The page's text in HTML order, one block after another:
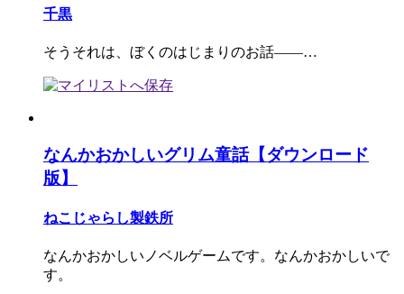
千黒
そうそれは、ぼくのはじまりのお話――…
なんかおかしいグリム童話【ダウンロード
版】
ねこじゃらし製鉄所
なんかおかしいノベルゲームです。なんかおかしいで
す。